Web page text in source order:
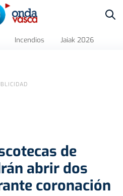
Incendios Jaiak 2026
de
abrir dos
coronación